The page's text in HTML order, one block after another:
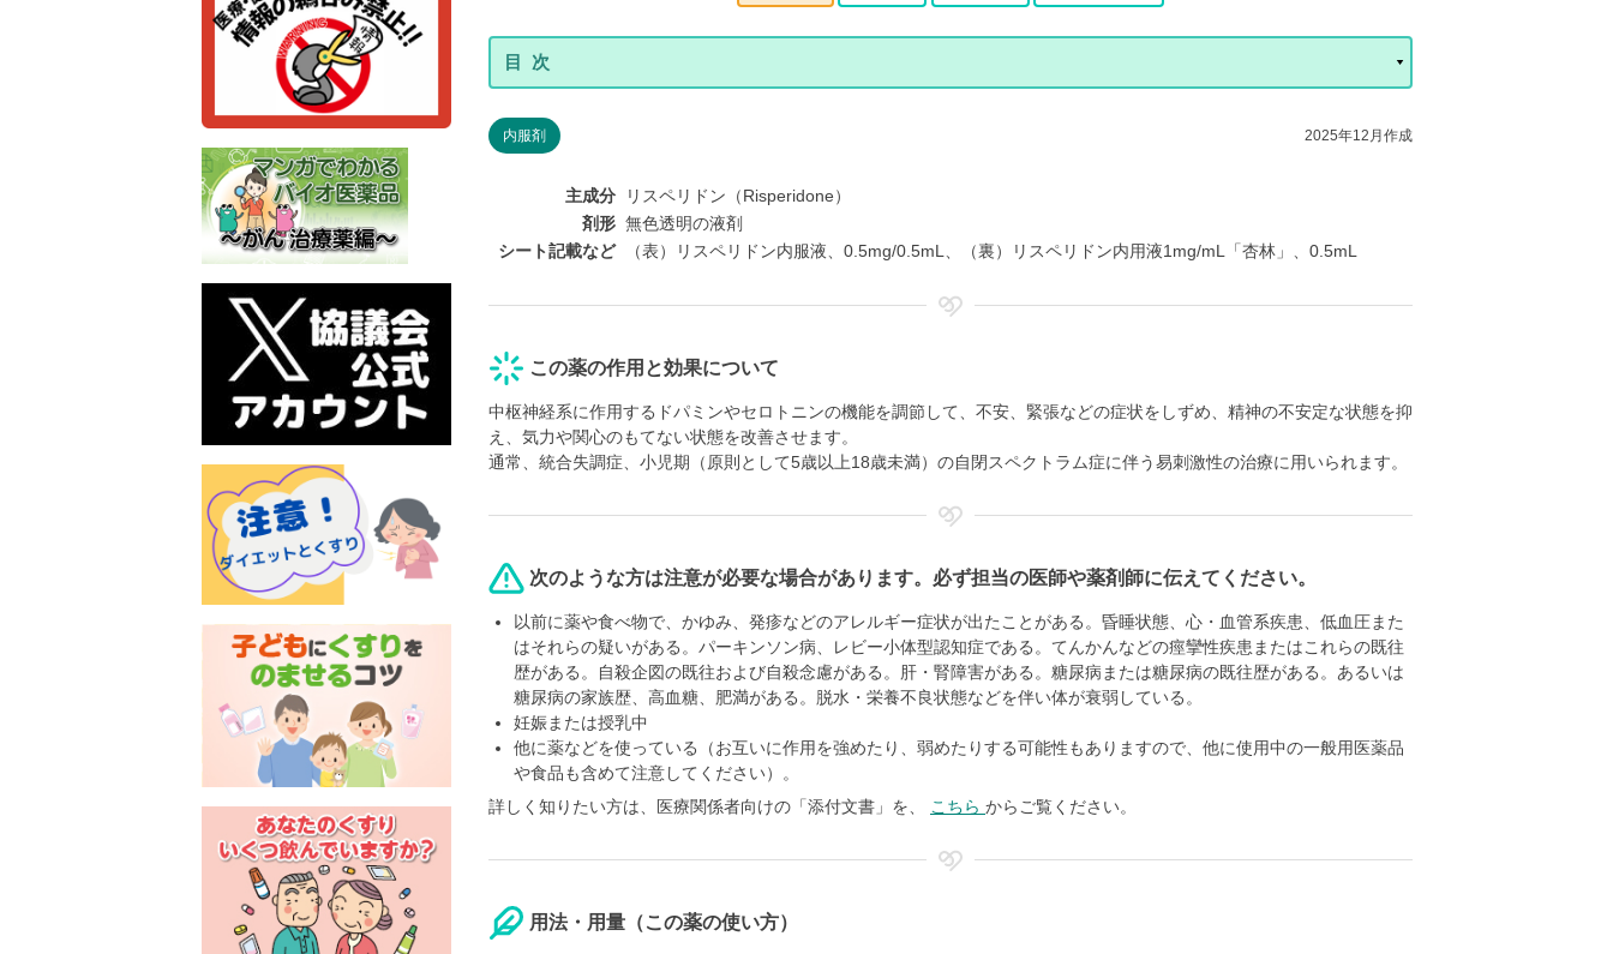
内服剤 2025年12月作成
主成分
リスペリドン（Risperidone）
剤形 無色透明の液剤
シート記載など
（表）リスペリドン内服液、0.5mg/0.5mL、（裏）リスペリドン内用液1mg/mL「杏林」、0.5mL
この薬の作用と効果について
中枢神経系に作用するドパミンやセロトニンの機能を調節して、不安、緊張などの症状をしずめ、精神の不安定な状態を抑
え、気力や関心のもてない状態を改善させます。
通常、統合失調症、小児期（原則として5歳以上18歳未満）の自閉スペクトラム症に伴う易刺激性の治療に用いられます。
次のような方は注意が必要な場合があります。必ず担当の医師や薬剤師に伝えてください。
以前に薬や食べ物で、かゆみ、発疹などのアレルギー症状が出たことがある。昏睡状態、心・血管系疾患、低血圧また
はそれらの疑いがある。パーキンソン病、レビー小体型認知症である。てんかんなどの痙攣性疾患またはこれらの既往
歴がある。自殺企図の既往および自殺念慮がある。肝・腎障害がある。糖尿病または糖尿病の既往歴がある。あるいは
糖尿病の家族歴、高血糖、肥満がある。脱水・栄養不良状態などを伴い体が衰弱している。
妊娠または授乳中
他に薬などを使っている（お互いに作用を強めたり、弱めたりする可能性もありますので、他に使用中の一般用医薬品
や食品も含めて注意してください）。
詳しく知りたい方は、医療関係者向けの「添付文書」を、
こちら からご覧ください。
用法・用量（この薬の使い方）